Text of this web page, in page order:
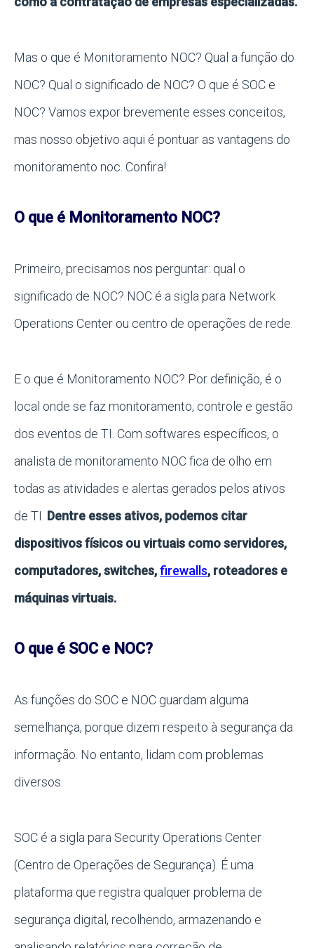
Mas o que é Monitoramento NOC? Qual a função do
NOC? Qual o significado de NOC? O que é SOC e
NOC? Vamos expor brevemente esses conceitos,
mas nosso objetivo aqui é pontuar as vantagens do
monitoramento noc. Confira!
O que é Monitoramento NOC?
Primeiro, precisamos nos perguntar: qual o
significado de NOC? NOC é a sigla para Network
Operations Center ou centro de operações de rede.
E o que é Monitoramento NOC? Por definição, é o
local onde se faz monitoramento, controle e gestão
dos eventos de TI. Com softwares específicos, o
analista de monitoramento NOC fica de olho em
todas as atividades e alertas gerados pelos ativos
de TI. Dentre esses ativos, podemos citar
dispositivos físicos ou virtuais como servidores,
computadores, switches,firewalls, roteadores e
máquinas virtuais.
O que é SOC e NOC?
As funções do SOC e NOC guardam alguma
semelhança, porque dizem respeito à segurança da
informação. No entanto, lidam com problemas
diversos.
SOC é a sigla para Security Operations Center
(Centro de Operações de Segurança). É uma
plataforma que registra qualquer problema de
segurança digital, recolhendo, armazenando e